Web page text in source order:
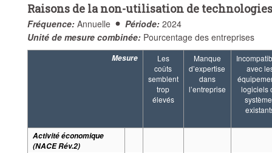
Raisons de la non-utilisation de
Fréquence: Annuelle Période: 2024
Unité de mesure combinée: Pourcentage des entreprises
Mesure
Les
coûts
semblent
trop
élevés
Manque
d’expertise
dans
l’entreprise
avec
logiciels
Activité économique
(NACE Rév.2)